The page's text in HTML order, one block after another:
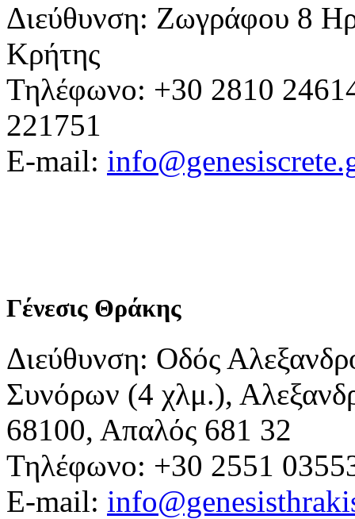
Διεύθυνση: Ζωγράφου 8
Κρήτης
Τηλέφωνο: +30 2810
221751
E-mail:
Γένεσις Θράκης
Διεύθυνση: Οδός
Συνόρων (4 χλμ.),
68100, Απαλός 681 32
Τηλέφωνο: +30 2551
E-mail: